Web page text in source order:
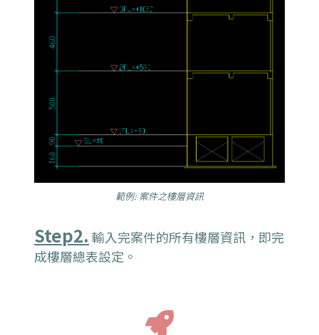
範例: 案件之樓層資訊
Step2. 輸入完案件的所有樓層資訊，即完
成樓層總表設定。